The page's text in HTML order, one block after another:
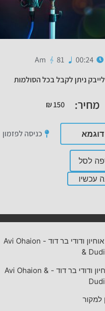
00:24
81
Am
ניתן לקבל בכל הסולמות
מחיר: ₪150
דוגמא כניסה לפזמון
לסל
עכשיו
ודודי בר דוד -
Avi Ohaion
&
ודודי בר דוד -
Avi Ohaion &
למקור